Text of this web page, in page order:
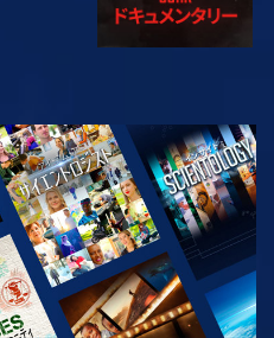
シリーズを探求